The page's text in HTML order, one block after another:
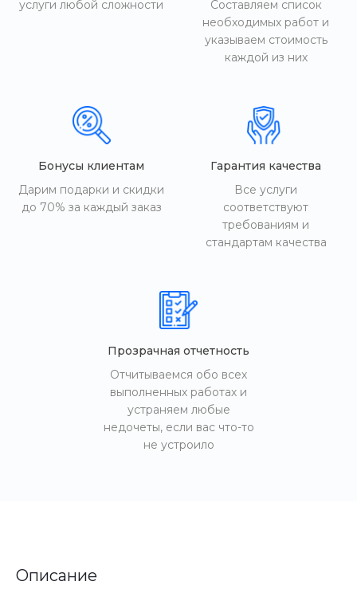
услуги любой сложности
Составляем список
необходимых работ и
указываем стоимость
каждой из них
Бонусы клиентам
Дарим подарки и скидки
до 70% за каждый заказ
Гарантия качества
Все услуги
соответствуют
требованиям и
стандартам качества
Прозрачная отчетность
Отчитываемся обо всех
выполненных работах и
устраняем любые
недочеты, если вас что-то
не устроило
Описание